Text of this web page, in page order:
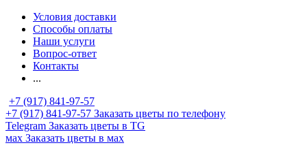
Условия доставки
Способы оплаты
Наши услуги
Вопрос-ответ
Контакты
...
+7 (917) 841-97-57
+7 (917) 841-97-57 Заказать цветы по телефону
Telegram Заказать цветы в TG
мах Заказать цветы в мах